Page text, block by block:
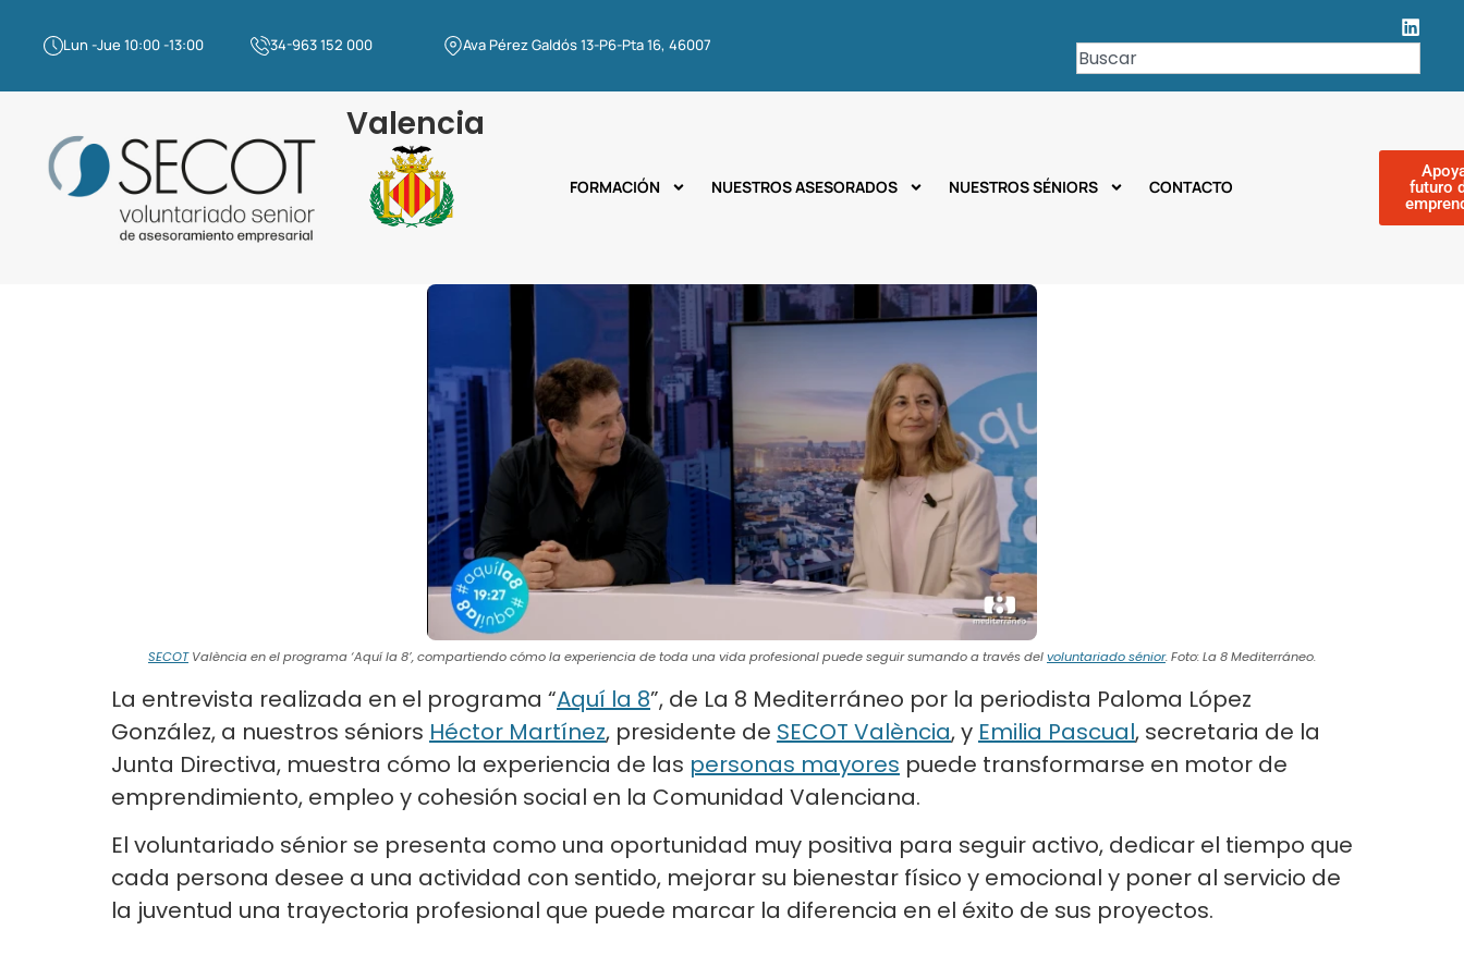
Lun -Jue 10:00 -13:00 34-963 152 000 Ava Pérez Galdós 13-P6-Pta 16, 46007
Valencia
FORMACIÓN NUESTROS ASESORADOS NUESTROS SÉNIORS CONTACTO
futuro
SECOTValència en el programa ‘Aquí la 8’, compartiendo cómo la experiencia de toda una vida profesional puede seguir sumando a través delvoluntariado sénior. Foto: La 8 Mediterráneo.
La entrevista realizada en el programa “Aquí la 8”, de La 8 Mediterráneo por la periodista Paloma López
González, a nuestros séniors Héctor Martínez, presidente de SECOT València, y Emilia Pascual, secretaria de la
Junta Directiva, muestra cómo la experiencia de las personas mayores puede transformarse en motor de
emprendimiento, empleo y cohesión social en la Comunidad Valenciana.
El voluntariado sénior se presenta como una oportunidad muy positiva para seguir activo, dedicar el tiempo que
cada persona desee a una actividad con sentido, mejorar su bienestar físico y emocional y poner al servicio de
la juventud una trayectoria profesional que puede marcar la diferencia en el éxito de sus proyectos.